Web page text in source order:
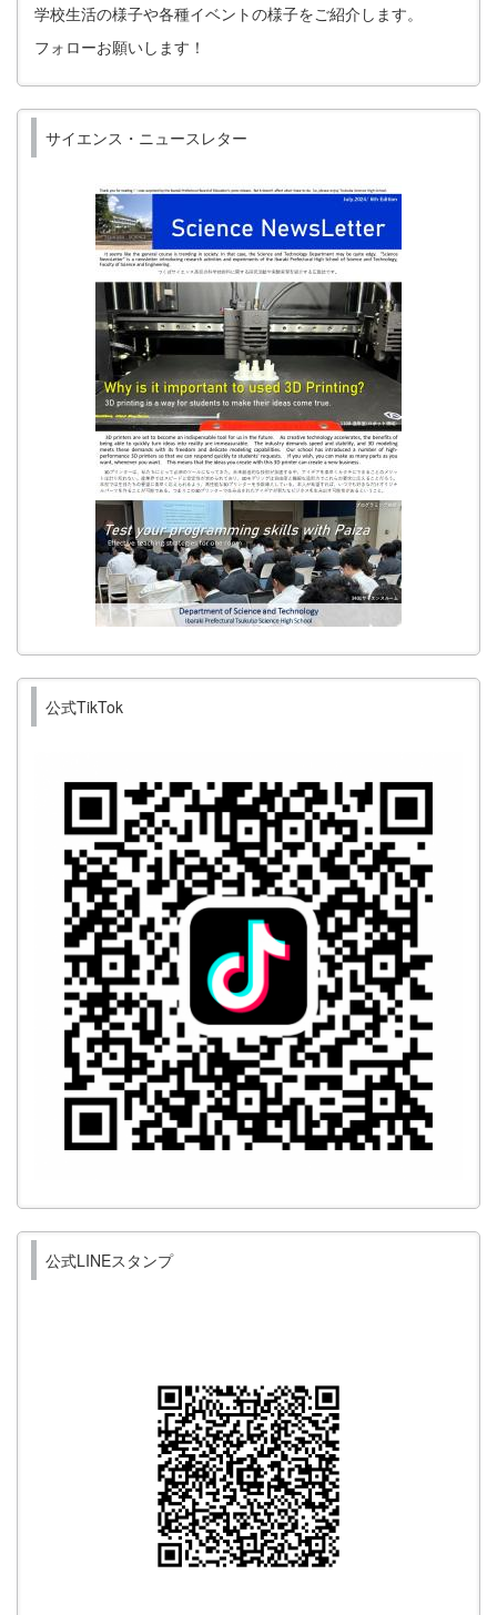
学校生活の様子や各種イベントの様子をご紹介します。
フォローお願いします！
サイエンス・ニュースレター
公式TikTok
公式LINEスタンプ